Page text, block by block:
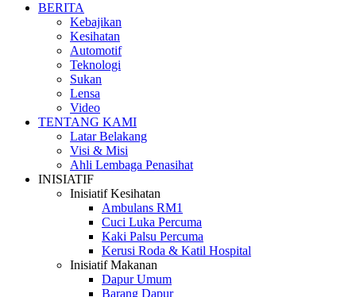
BERITA
Kebajikan
Kesihatan
Automotif
Teknologi
Sukan
Lensa
Video
TENTANG KAMI
Latar Belakang
Visi & Misi
Ahli Lembaga Penasihat
INISIATIF
Inisiatif Kesihatan
Ambulans RM1
Cuci Luka Percuma
Kaki Palsu Percuma
Kerusi Roda & Katil Hospital
Inisiatif Makanan
Dapur Umum
Barang Dapur